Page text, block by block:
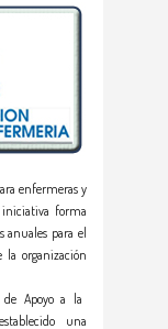
enfermeras y
forma
para el
la organización
de Apoyo a la
una